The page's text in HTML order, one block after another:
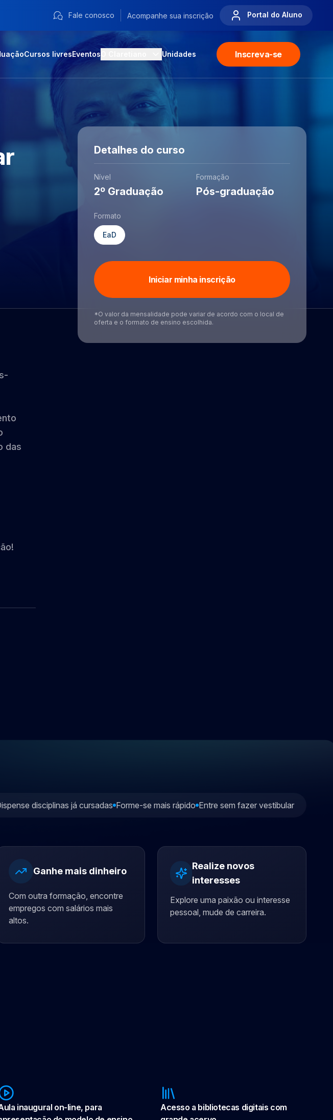
Fale conosco Acompanhe sua inscrição Portal do Aluno
Cursos livresEventos Unidades Inscreva-se
das
Detalhes do curso
Nível
2º Graduação
Formação
Pós-graduação
Formato
EaD
Iniciar minha inscrição
*O valor da mensalidade pode variar de acordo com o local de
oferta e o formato de ensino escolhida.
disciplinas já cursadas Forme-se mais rápido Entre sem fazer vestibular
Ganhe mais dinheiro
Com outra formação, encontre
empregos com salários mais
altos.
Realize novos
interesses
Explore uma paixão ou interesse
pessoal, mude de carreira.
inaugural on-line, para
Acesso a bibliotecas digitais com